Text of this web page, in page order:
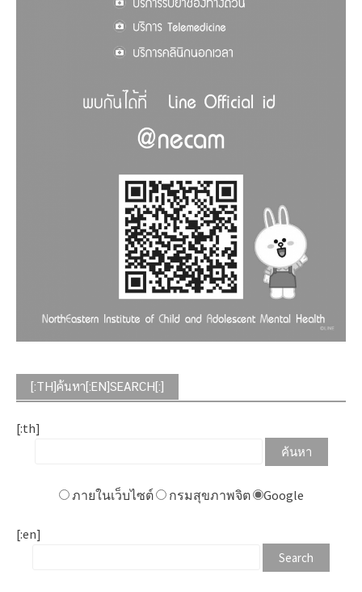
[:TH]ค้นหา[:EN]SEARCH[:]
[:th]
ภายในเว็บไซต์ กรมสุขภาพจิต Google
[:en]